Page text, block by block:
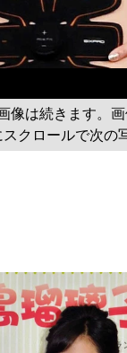
像は続きます。画
スクロールで次の